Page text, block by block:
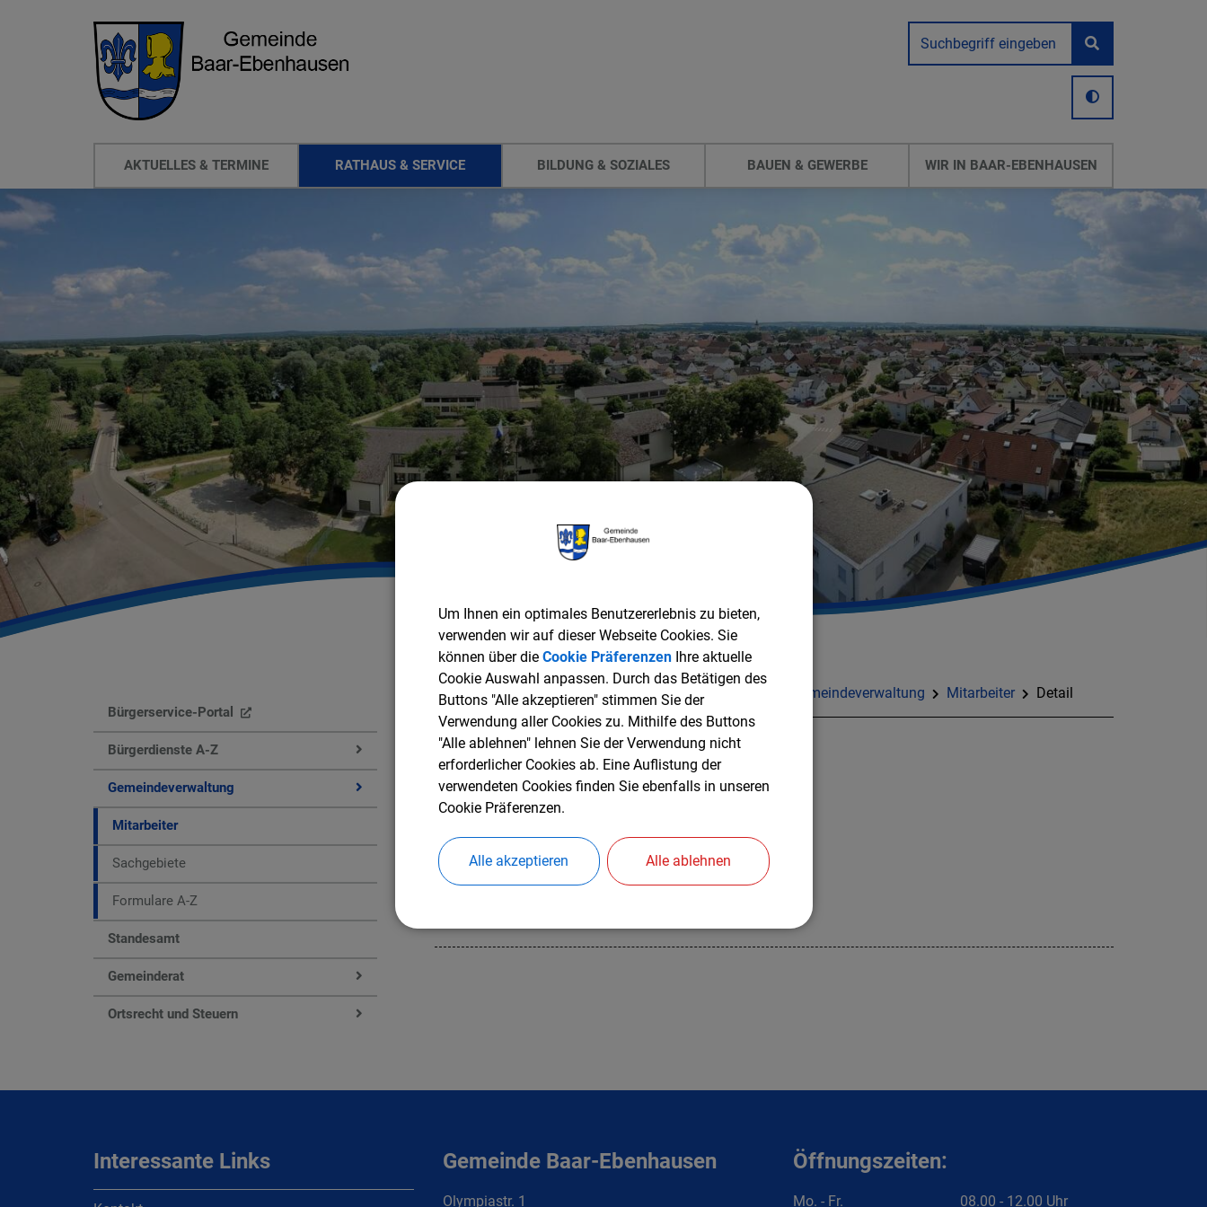
AKTUELLES & TERMINE RATHAUS & SERVICE BILDUNG & SOZIALES BAUEN & GEWERBE WIR IN BAAR-EBENHAUSEN
Bürgerservice-Portal
Bürgerdienste A-Z
Gemeindeverwaltung
Mitarbeiter
Sachgebiete
Formulare A-Z
Standesamt
Gemeinderat
Ortsrecht und Steuern
Gemeinde Baar-Ebenhausen RATHAUS & SERVICE Gemeindeverwaltung Mitarbeiter Detail
ZURÜCK
Alexandra Märtl
Kontaktdaten:
Interessante Links Gemeinde Baar-Ebenhausen
Olympiastr. 1
Öffnungszeiten:
Mo. - Fr. 08.00 - 12.00 Uhr
Um Ihnen ein optimales Benutzererlebnis zu bieten,
verwenden wir auf dieser Webseite Cookies. Sie
können über die Cookie PräferenzenIhre aktuelle
Cookie Auswahl anpassen. Durch das Betätigen des
Buttons "Alle akzeptieren" stimmen Sie der
Verwendung aller Cookies zu. Mithilfe des Buttons
"Alle ablehnen" lehnen Sie der Verwendung nicht
erforderlicher Cookies ab. Eine Auflistung der
verwendeten Cookies finden Sie ebenfalls in unseren
Cookie Präferenzen.
Alle akzeptieren Alle ablehnen